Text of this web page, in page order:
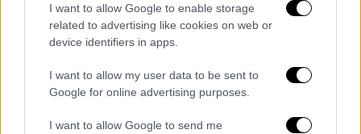
I want to allow Google to enable storage
related to advertising like cookies on web or
device identifiers in apps.
I want to allow my user data to be sent to
Google for online advertising purposes.
I want to allow Google to send me
μυαλό σας αισθάνεται ισχυρό και το σώμα
σας αισθάνεται ισχυρό και νιώθετε ότι
αυτό είναι το καλύτερο συναίσθημα. Απλώς
θέλω να το νοιώθουν οι άνθρωποι»,
πρόσθεσε η Σελίνα Γκόμεζ.